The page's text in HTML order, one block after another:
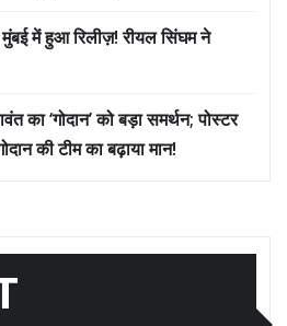
मुंबई में हुआ रिलीज़! रीयल सिंघम ने
का ‘गोदान’ को बड़ा समर्थन; पोस्टर
की टीम का बढ़ाया मान!